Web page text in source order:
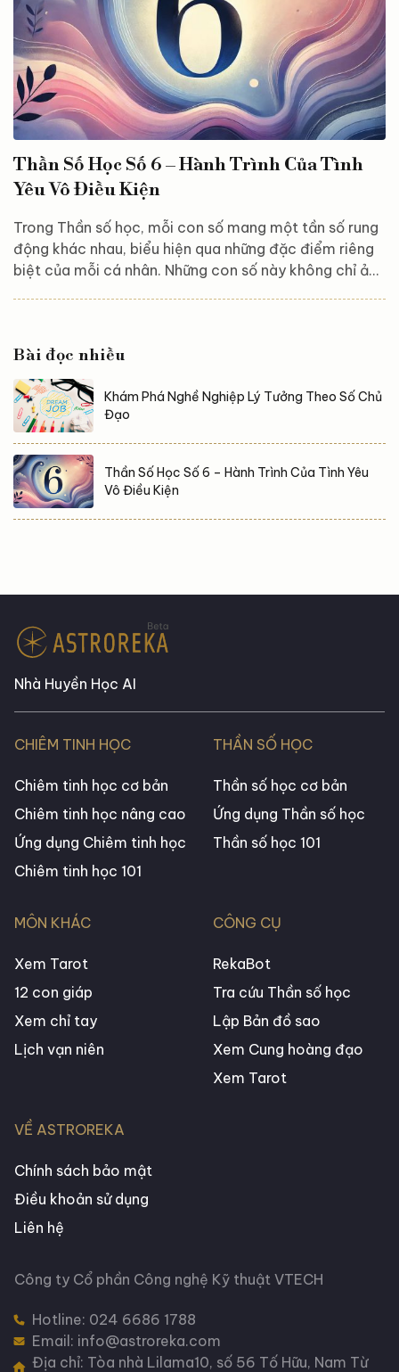
Thần Số Học Số 6 – Hành Trình Của Tình
Yêu Vô Điều Kiện
Trong Thần số học, mỗi con số mang một tần số rung
động khác nhau, biểu hiện qua những đặc điểm riêng
biệt của mỗi cá nhân. Những con số này không chỉ ảnh
số của tình yêu, trách nhiệm và sự hòa hợp. Vậy con
số 6 trong Thần số học có đặc điểm gì nổi bật? Tình
yêu và sự nghiệp như thế...
Bài đọc nhiều
Khám Phá Nghề Nghiệp Lý Tưởng Theo Số Chủ
Đạo
Thần Số Học Số 6 – Hành Trình Của Tình Yêu
Vô Điều Kiện
Nhà Huyền Học AI
CHIÊM TINH HỌC
Chiêm tinh học cơ bản
Chiêm tinh học nâng cao
Ứng dụng Chiêm tinh học
Chiêm tinh học 101
THẦN SỐ HỌC
Thần số học cơ bản
Ứng dụng Thần số học
Thần số học 101
MÔN KHÁC
Xem Tarot
12 con giáp
Xem chỉ tay
Lịch vạn niên
CÔNG CỤ
RekaBot
Tra cứu Thần số học
Lập Bản đồ sao
Xem Cung hoàng đạo
Xem Tarot
VỀ ASTROREKA
Chính sách bảo mật
Điều khoản sử dụng
Liên hệ
Công ty Cổ phần Công nghệ Kỹ thuật VTECH
Hotline: 024 6686 1788
Email: info@astroreka.com
Địa chỉ: Tòa nhà Lilama10, số 56 Tố Hữu, Nam Từ